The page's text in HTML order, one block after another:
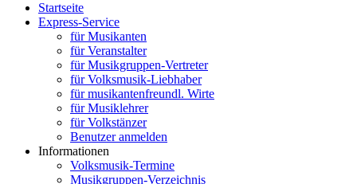
Startseite
Express-Service
für Musikanten
für Veranstalter
für Musikgruppen-Vertreter
für Volksmusik-Liebhaber
für musikantenfreundl. Wirte
für Musiklehrer
für Volkstänzer
Benutzer anmelden
Informationen
Volksmusik-Termine
Musikgruppen-Verzeichnis